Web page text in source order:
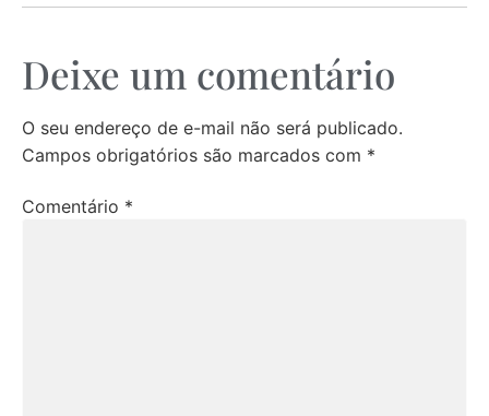
Deixe um comentário
O seu endereço de e-mail não será publicado.
Campos obrigatórios são marcados com *
Comentário *